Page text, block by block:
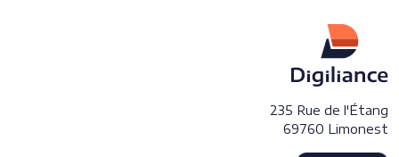
235 Rue de l'Étang
69760 Limonest